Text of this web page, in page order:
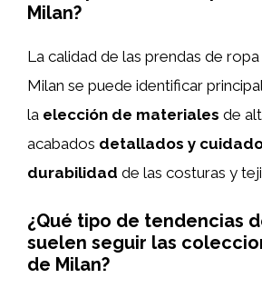
Milan?
La calidad de las prendas de
Milan se puede identificar
la elección de materiales de
acabados detallados y
durabilidad de las costuras y
¿Qué tipo de tendencias
suelen seguir las
de Milan?